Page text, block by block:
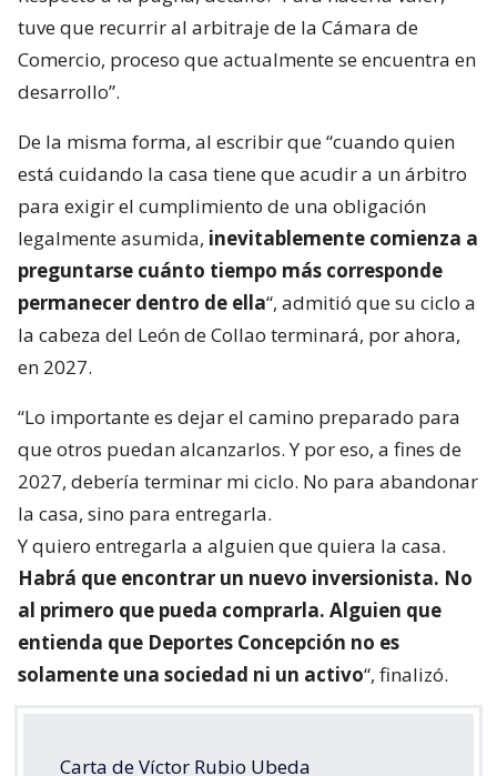
tuve que recurrir al arbitraje de la Cámara de
Comercio, proceso que actualmente se encuentra en
desarrollo”.
De la misma forma, al escribir que “cuando quien
está cuidando la casa tiene que acudir a un árbitro
para exigir el cumplimiento de una obligación
legalmente asumida, inevitablemente comienza a
preguntarse cuánto tiempo más corresponde
permanecer dentro de ella“, admitió que su ciclo a
la cabeza del León de Collao terminará, por ahora,
en 2027.
“Lo importante es dejar el camino preparado para
que otros puedan alcanzarlos. Y por eso, a fines de
2027, debería terminar mi ciclo. No para abandonar
la casa, sino para entregarla.
Y quiero entregarla a alguien que quiera la casa.
Habrá que encontrar un nuevo inversionista. No
al primero que pueda comprarla. Alguien que
entienda que Deportes Concepción no es
solamente una sociedad ni un activo“, finalizó.
Carta de Víctor Rubio Ubeda